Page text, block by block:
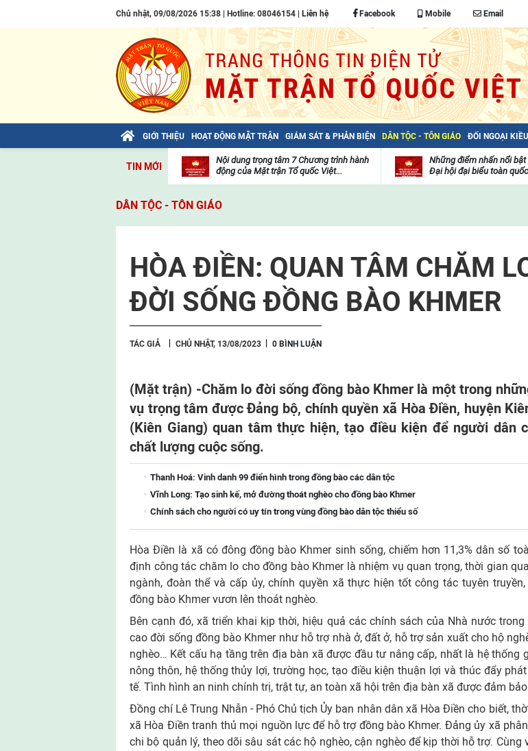
Chủ nhật, 09/08/2026 15:38 | Hotline: 08046154 | Liên hệ Facebook Mobile Email
GIỚI THIỆU HOẠT ĐỘNG MẶT TRẬN GIÁM SÁT & PHẢN BIỆN DÂN TỘC - TÔN GIÁO ĐỐI NGOẠI
TIN MỚI
Bài viết của Tổng Bí thư Tô Lâm: TIẾN
viện
Nội dung trọng tâm 7 Chương trình hành
động của Mặt trận Tổ quốc Việt...
Những điểm nhấn nổi bật
Đại hội đại biểu toàn
DÂN TỘC - TÔN GIÁO
HÒA ĐIỀN: QUAN TÂM CHĂM
ĐỜI SỐNG ĐỒNG BÀO KHMER
TÁC GIẢ CHỦ NHẬT, 13/08/2023 0 BÌNH LUẬN
(Mặt trận) -Chăm lo đời sống đồng bào Khmer là một trong
vụ trọng tâm được Đảng bộ, chính quyền xã Hòa Điền, huyện
(Kiên Giang) quan tâm thực hiện, tạo điều kiện để người dân
chất lượng cuộc sống.
Thanh Hoá: Vinh danh 99 điển hình trong đồng bào các dân tộc
Vĩnh Long: Tạo sinh kế, mở đường thoát nghèo cho đồng bào Khmer
Chính sách cho người có uy tín trong vùng đồng bào dân tộc thiểu số
Hòa Điền là xã có đông đồng bào Khmer sinh sống, chiếm hơn 11,3% dân số
định công tác chăm lo cho đồng bào Khmer là nhiệm vụ quan trọng, thời gian
ngành, đoàn thể và cấp ủy, chính quyền xã thực hiện tốt công tác tuyên
đồng bào Khmer vươn lên thoát nghèo.
Bên cạnh đó, xã triển khai kịp thời, hiệu quả các chính sách của Nhà nước trong
cao đời sống đồng bào Khmer như hỗ trợ nhà ở, đất ở, hỗ trợ sản xuất cho hộ
nghèo… Kết cấu hạ tầng trên địa bàn xã được đầu tư nâng cấp, nhất là hệ thống
nông thôn, hệ thống thủy lợi, trường học, tạo điều kiện thuận lợi và thúc đẩy
tế. Tình hình an ninh chính trị, trật tự, an toàn xã hội trên địa bàn xã được đảm
Đồng chí Lê Trung Nhẫn - Phó Chủ tịch Ủy ban nhân dân xã Hòa Điền cho biết,
xã Hòa Điền tranh thủ mọi nguồn lực để hỗ trợ đồng bào Khmer. Đảng ủy xã
chi bộ quản lý, theo dõi sâu sát các hộ nghèo, cận nghèo để kịp thời hỗ trợ. Cùng